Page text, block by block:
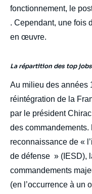
fonctionnement, le
. Cependant, une fois
en œuvre.
La répartition des top
Au milieu des années
réintégration de la
par le président
des commandements.
reconnaissance de «
de défense » (IESD),
commandements
(en l’occurrence à un